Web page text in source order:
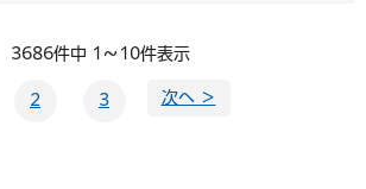
3686件中 1～10件表示
2 3 次へ ＞